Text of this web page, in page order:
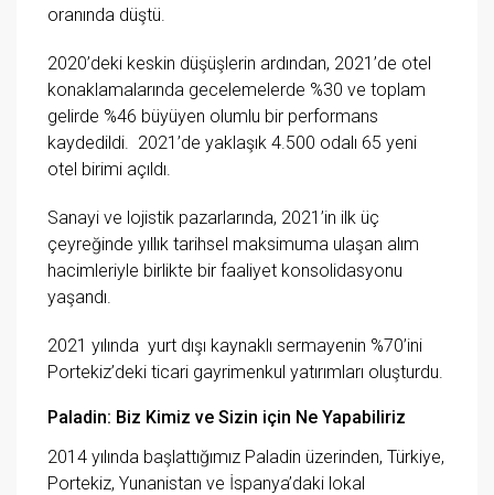
oranında düştü.
2020’deki keskin düşüşlerin ardından, 2021’de otel
konaklamalarında gecelemelerde %30 ve toplam
gelirde %46 büyüyen olumlu bir performans
kaydedildi. 2021’de yaklaşık 4.500 odalı 65 yeni
otel birimi açıldı.
Sanayi ve lojistik pazarlarında, 2021’in ilk üç
çeyreğinde yıllık tarihsel maksimuma ulaşan alım
hacimleriyle birlikte bir faaliyet konsolidasyonu
yaşandı.
2021 yılında yurt dışı kaynaklı sermayenin %70’ini
Portekiz’deki ticari gayrimenkul yatırımları oluşturdu.
Paladin: Biz Kimiz ve Sizin için Ne Yapabiliriz
2014 yılında başlattığımız Paladin üzerinden, Türkiye,
Portekiz, Yunanistan ve İspanya’daki lokal